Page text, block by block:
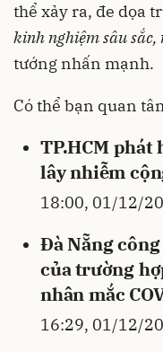
thể xảy ra, đe dọa
kinh nghiệm sâu sắc,
tướng nhấn mạnh.
Có thể bạn quan
TP.HCM phát
lây nhiễm
18:00, 01/12/
Đà Nẵng
của trường
nhân mắc
16:29, 01/12/